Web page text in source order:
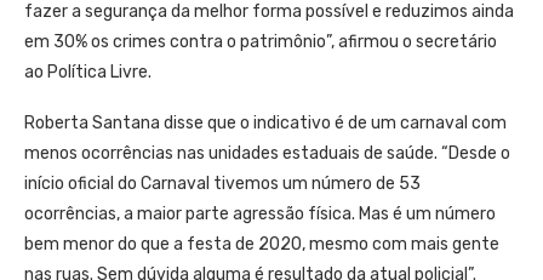
fazer a segurança da melhor forma possível e reduzimos ainda
em 30% os crimes contra o patrimônio”, afirmou o secretário
ao Política Livre.
Roberta Santana disse que o indicativo é de um carnaval com
menos ocorrências nas unidades estaduais de saúde. “Desde o
início oficial do Carnaval tivemos um número de 53
ocorrências, a maior parte agressão física. Mas é um número
bem menor do que a festa de 2020, mesmo com mais gente
nas ruas. Sem dúvida alguma é resultado da atual policial”.